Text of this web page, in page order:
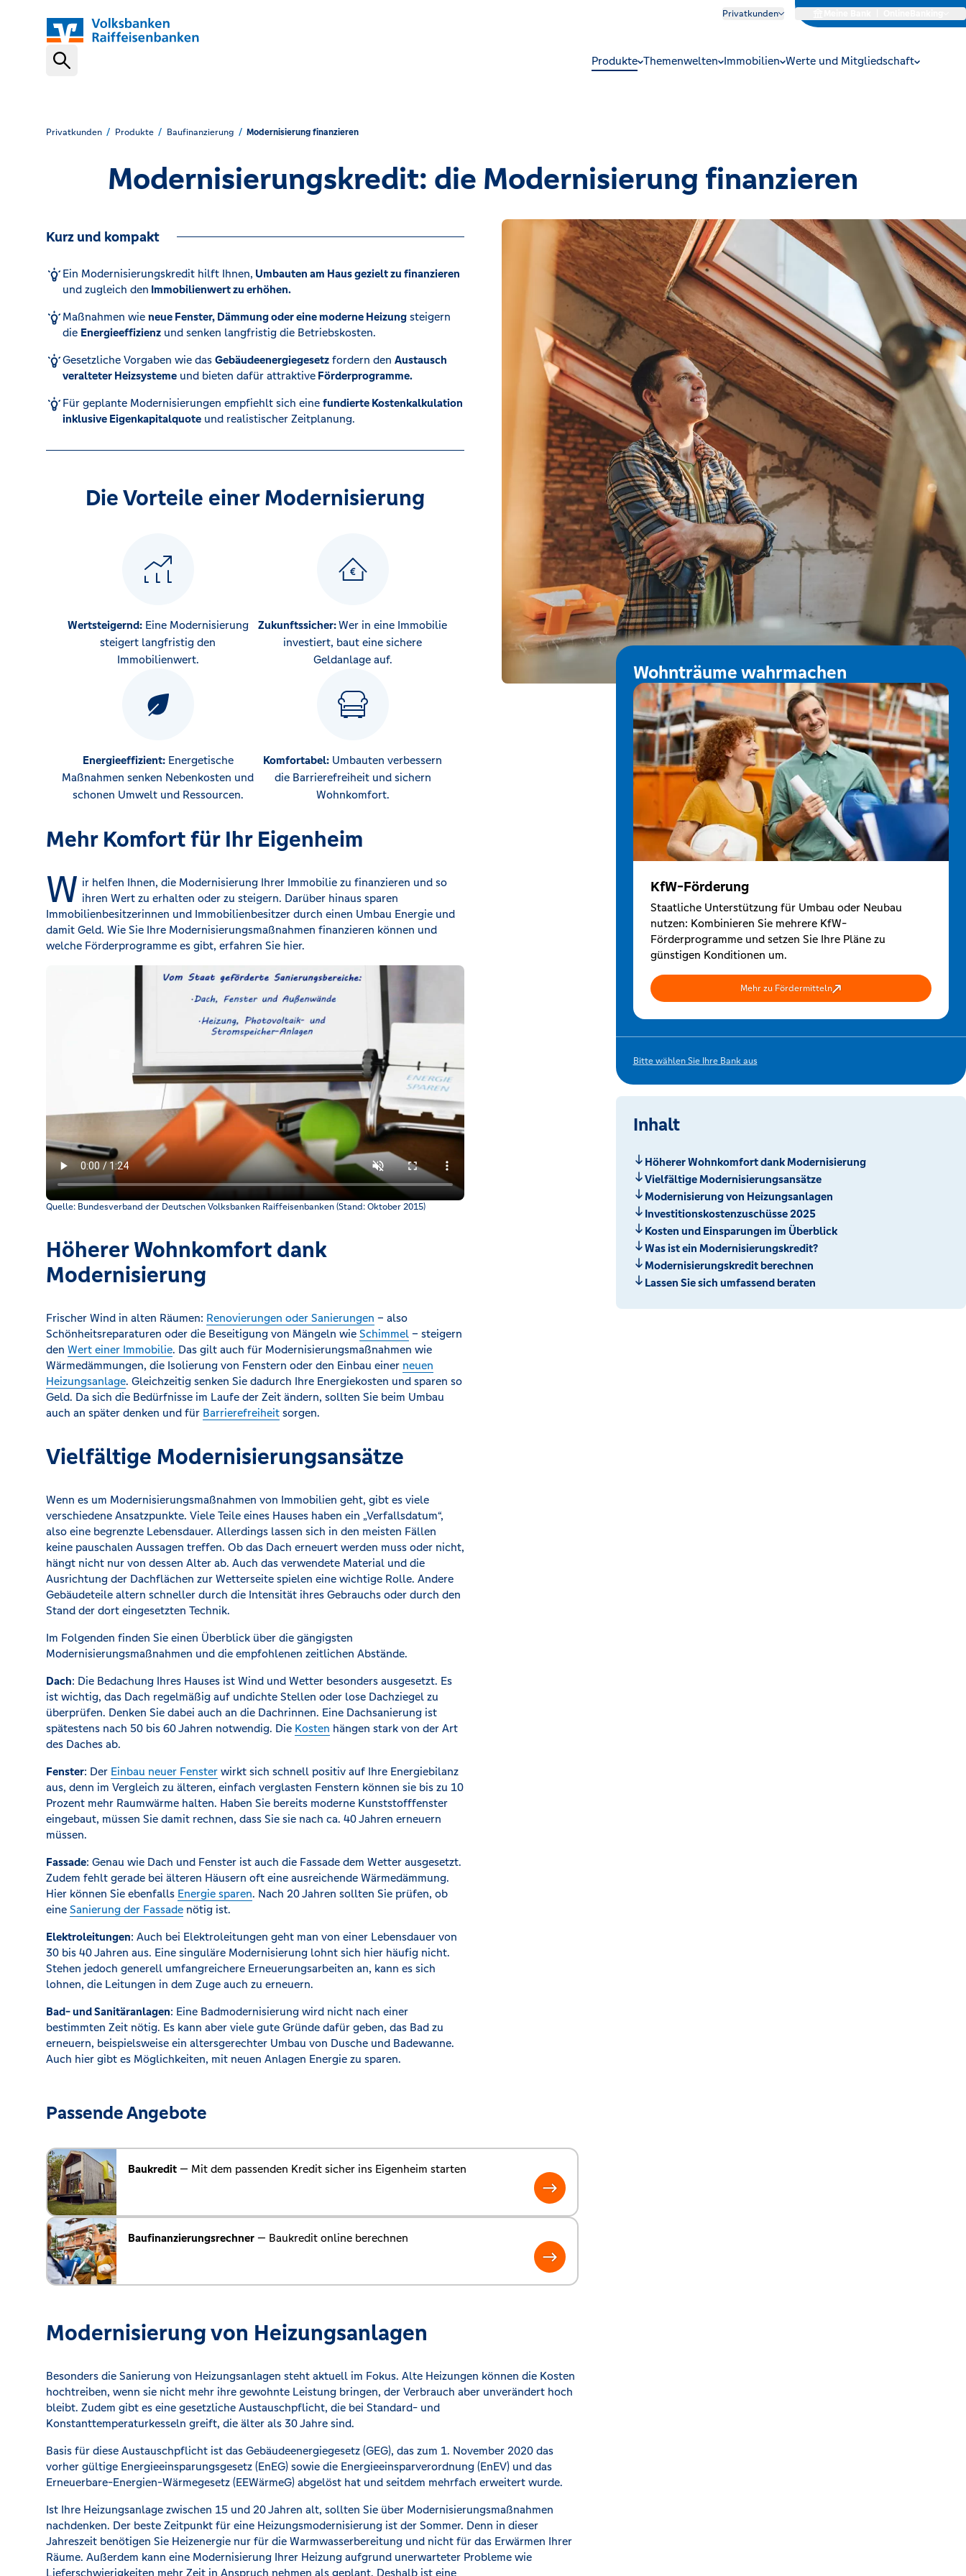
Privatkunden
OnlineBanking
VR Banking App
Karte sperren (116 116)
Kreditrechner
Immobilien
Produkte Themenwelten Immobilien Werte und Mitgliedschaft
Privatkunden Produkte Baufinanzierung Modernisierung finanzieren
Modernisierungskredit: die Modernisierung finanzieren
Kurz und kompakt
Ein Modernisierungskredit hilft Ihnen, Umbauten am Haus gezielt zu finanzieren
und zugleich den Immobilienwert zu erhöhen.
Maßnahmen wieneue Fenster, Dämmung oder eine moderne Heizung steigern
die Energieeffizienz und senken langfristig die Betriebskosten.
Gesetzliche Vorgaben wie dasGebäudeenergiegesetz fordern denAustausch
veralteter Heizsysteme und bieten dafür attraktive Förderprogramme.
Für geplante Modernisierungen empfiehlt sich einefundierte Kostenkalkulation
inklusive Eigenkapitalquote und realistischer Zeitplanung.
Wohnträume wahrmachen
KfW-Förderung
Staatliche Unterstützung für Umbau oder Neubau
nutzen: Kombinieren Sie mehrere KfW-
Förderprogramme und setzen Sie Ihre Pläne zu
günstigen Konditionen um.
Mehr zu Fördermitteln
Bitte wählen Sie Ihre Bank aus
Inhalt
Höherer Wohnkomfort dank Modernisierung
Vielfältige Modernisierungsansätze
Modernisierung von Heizungsanlagen
Investitionskostenzuschüsse 2025
Kosten und Einsparungen im Überblick
Was ist ein Modernisierungskredit?
Modernisierungskredit berechnen
Lassen Sie sich umfassend beraten
Die Vorteile einer Modernisierung
Wertsteigernd:Eine Modernisierung
steigert langfristig den
Immobilienwert.
Zukunftssicher:Wer in eine Immobilie
investiert, baut eine sichere
Geldanlage auf.
Energieeffizient:Energetische
Maßnahmen senken Nebenkosten und
schonen Umwelt und Ressourcen.
Komfortabel: Umbauten verbessern
die Barrierefreiheit und sichern
Wohnkomfort.
Mehr Komfort für Ihr Eigenheim
W ir helfen Ihnen, die Modernisierung Ihrer Immobilie zu finanzieren und so
ihren Wert zu erhalten oder zu steigern. Darüber hinaus sparen
Immobilienbesitzerinnen und Immobilienbesitzer durch einen Umbau Energie und
damit Geld. Wie Sie Ihre Modernisierungsmaßnahmen finanzieren können und
welche Förderprogramme es gibt, erfahren Sie hier.
Erklärvideo mit Beratung hinsichtlich Einsparpotenziale und Möglichkeiten einer Energieoptimierung
Quelle: Bundesverband der Deutschen Volksbanken Raiffeisenbanken (Stand: Oktober 2015)
Höherer Wohnkomfort dank
Modernisierung
Frischer Wind in alten Räumen: Renovierungen oder Sanierungen – also
Schönheitsreparaturen oder die Beseitigung von Mängeln wie Schimmel – steigern
den Wert einer Immobilie. Das gilt auch für Modernisierungsmaßnahmen wie
Wärmedämmungen, die Isolierung von Fenstern oder den Einbau einer neuen
Heizungsanlage. Gleichzeitig senken Sie dadurch Ihre Energiekosten und sparen so
Geld. Da sich die Bedürfnisse im Laufe der Zeit ändern, sollten Sie beim Umbau
auch an später denken und für Barrierefreiheit sorgen.
Vielfältige Modernisierungsansätze
Wenn es um Modernisierungsmaßnahmen von Immobilien geht, gibt es viele
verschiedene Ansatzpunkte. Viele Teile eines Hauses haben ein „Verfallsdatum“,
also eine begrenzte Lebensdauer. Allerdings lassen sich in den meisten Fällen
keine pauschalen Aussagen treffen. Ob das Dach erneuert werden muss oder nicht,
hängt nicht nur von dessen Alter ab. Auch das verwendete Material und die
Ausrichtung der Dachflächen zur Wetterseite spielen eine wichtige Rolle. Andere
Gebäudeteile altern schneller durch die Intensität ihres Gebrauchs oder durch den
Stand der dort eingesetzten Technik.
Im Folgenden finden Sie einen Überblick über die gängigsten
Modernisierungsmaßnahmen und die empfohlenen zeitlichen Abstände.
Dach: Die Bedachung Ihres Hauses ist Wind und Wetter besonders ausgesetzt. Es
ist wichtig, das Dach regelmäßig auf undichte Stellen oder lose Dachziegel zu
überprüfen. Denken Sie dabei auch an die Dachrinnen. Eine Dachsanierung ist
spätestens nach 50 bis 60 Jahren notwendig. Die Kosten hängen stark von der Art
des Daches ab.
Fenster: Der Einbau neuer Fenster wirkt sich schnell positiv auf Ihre Energiebilanz
aus, denn im Vergleich zu älteren, einfach verglasten Fenstern können sie bis zu 10
Prozent mehr Raumwärme halten. Haben Sie bereits moderne Kunststofffenster
eingebaut, müssen Sie damit rechnen, dass Sie sie nach ca. 40 Jahren erneuern
müssen.
Fassade: Genau wie Dach und Fenster ist auch die Fassade dem Wetter ausgesetzt.
Zudem fehlt gerade bei älteren Häusern oft eine ausreichende Wärmedämmung.
Hier können Sie ebenfalls Energie sparen. Nach 20 Jahren sollten Sie prüfen, ob
eine Sanierung der Fassade nötig ist.
Elektroleitungen: Auch bei Elektroleitungen geht man von einer Lebensdauer von
30 bis 40 Jahren aus. Eine singuläre Modernisierung lohnt sich hier häufig nicht.
Stehen jedoch generell umfangreichere Erneuerungsarbeiten an, kann es sich
lohnen, die Leitungen in dem Zuge auch zu erneuern.
Bad- und Sanitäranlagen: Eine Badmodernisierung wird nicht nach einer
bestimmten Zeit nötig. Es kann aber viele gute Gründe dafür geben, das Bad zu
erneuern, beispielsweise ein altersgerechter Umbau von Dusche und Badewanne.
Auch hier gibt es Möglichkeiten, mit neuen Anlagen Energie zu sparen.
Passende Angebote
Baukredit — Mit dem passenden Kredit sicher ins Eigenheim starten
Baufinanzierungsrechner — Baukredit online berechnen
Modernisierung von Heizungsanlagen
Besonders die Sanierung von Heizungsanlagen steht aktuell im Fokus. Alte Heizungen können die Kosten
hochtreiben, wenn sie nicht mehr ihre gewohnte Leistung bringen, der Verbrauch aber unverändert hoch
bleibt. Zudem gibt es eine gesetzliche Austauschpflicht, die bei Standard- und
Konstanttemperaturkesseln greift, die älter als 30 Jahre sind.
Basis für diese Austauschpflicht ist das Gebäudeenergiegesetz (GEG), das zum 1. November 2020 das
vorher gültige Energieeinsparungsgesetz (EnEG) sowie die Energieeinsparverordnung (EnEV) und das
Erneuerbare-Energien-Wärmegesetz (EEWärmeG) abgelöst hat und seitdem mehrfach erweitert wurde.
Ist Ihre Heizungsanlage zwischen 15 und 20 Jahren alt, sollten Sie über Modernisierungsmaßnahmen
nachdenken. Der beste Zeitpunkt für eine Heizungsmodernisierung ist der Sommer. Denn in dieser
Jahreszeit benötigen Sie Heizenergie nur für die Warmwasserbereitung und nicht für das Erwärmen Ihrer
Räume. Außerdem kann eine Modernisierung Ihrer Heizung aufgrund unerwarteter Probleme wie
Lieferschwierigkeiten mehr Zeit in Anspruch nehmen als geplant. Deshalb ist eine